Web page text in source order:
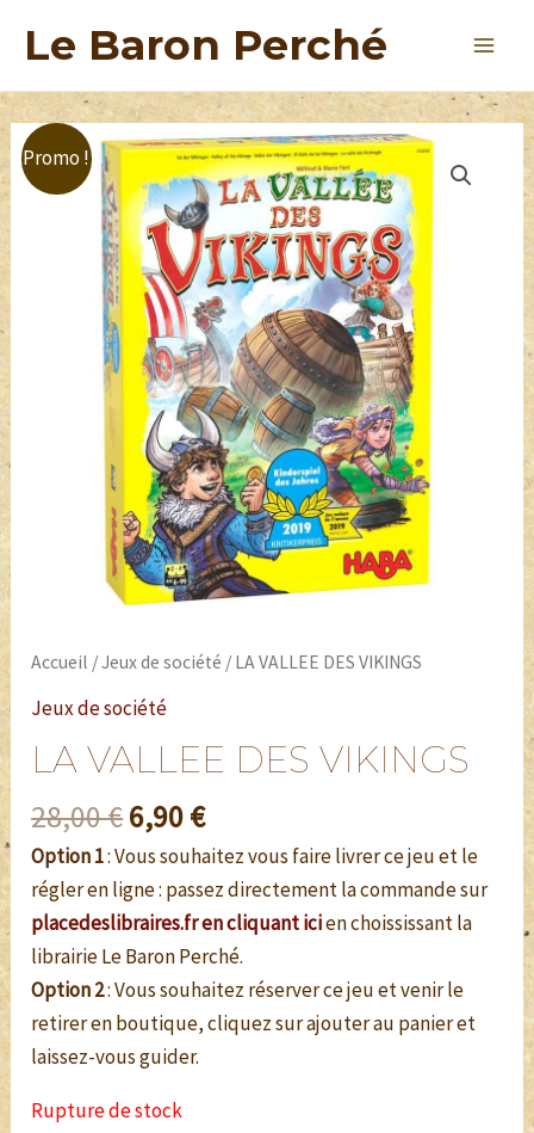
Le Baron Perché
Promo !
Accueil /Jeux de société / LA VALLEE DES VIKINGS
Jeux de société
LA VALLEE DES VIKINGS
28,00€6,90€
Option 1: Vous souhaitez vous faire livrer ce jeu et le
régler en ligne : passez directement la commande sur
placedeslibraires.fr en cliquant icien choississant la
librairie Le Baron Perché.
Option 2: Vous souhaitez réserver ce jeu et venir le
retirer en boutique, cliquez sur ajouter au panier et
laissez-vous guider.
Rupture de stock